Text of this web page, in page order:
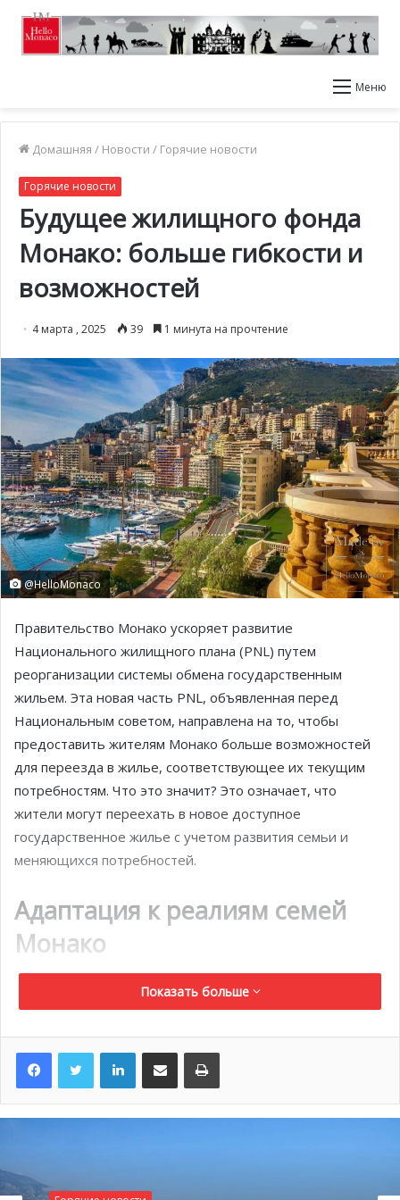
Меню
Домашняя / Новости / Горячие новости
Горячие новости
Будущее жилищного фонда
Монако: больше гибкости и
возможностей
4 марта , 2025 39 1 минута на прочтение
@HelloMonaco
Правительство Монако ускоряет развитие
Национального жилищного плана (PNL) путем
реорганизации системы обмена государственным
жильем. Эта новая часть PNL, объявленная перед
Национальным советом, направлена на то, чтобы
предоставить жителям Монако больше возможностей
для переезда в жилье, соответствующее их текущим
потребностям. Что это значит? Это означает, что
жители могут переехать в новое доступное
государственное жилье с учетом развития семьи и
меняющихся потребностей.
Адаптация к реалиям семей
Монако
С годами семейные ситуации меняются. Рождение
детей, дети, покидающие дом, разводы и смерти — все
изменения, предусмотрены бонусы, которые
побуждают жильцов выбирать жилье, которое лучше
запуске второй части Национального жилищного плана
Показать больше
LinkedInПоделиться по электронной почте Распечатать